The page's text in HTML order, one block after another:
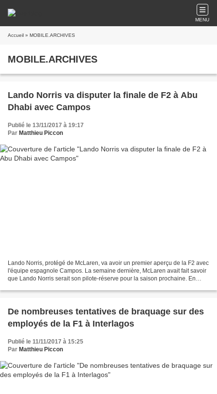
MENU
Accueil » MOBILE.ARCHIVES
MOBILE.ARCHIVES
Lando Norris va disputer la finale de F2 à Abu
Dhabi avec Campos
Publié le 13/11/2017 à 19:17
Par Matthieu Piccon
Lando Norris, protégé de McLaren, va avoir un premier aperçu de la F2 avec
l'équipe espagnole Campos. La semaine dernière, McLaren avait fait savoir
que Lando Norris serait son pilote-réserve pour la saison prochaine. En
De nombreuses tentatives de braquage sur des
employés de la F1 à Interlagos
Publié le 11/11/2017 à 15:25
Par Matthieu Piccon